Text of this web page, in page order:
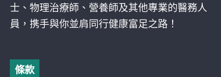
士、物理治療師、營養師及其他專業的醫務人
員，携手與你並肩同行健康富足之路！
條款